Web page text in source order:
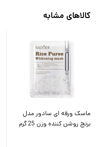
کالاهای مشابه
ماسک ورقه ای سادور مدل
برنج روشن کننده وزن 25 گرم